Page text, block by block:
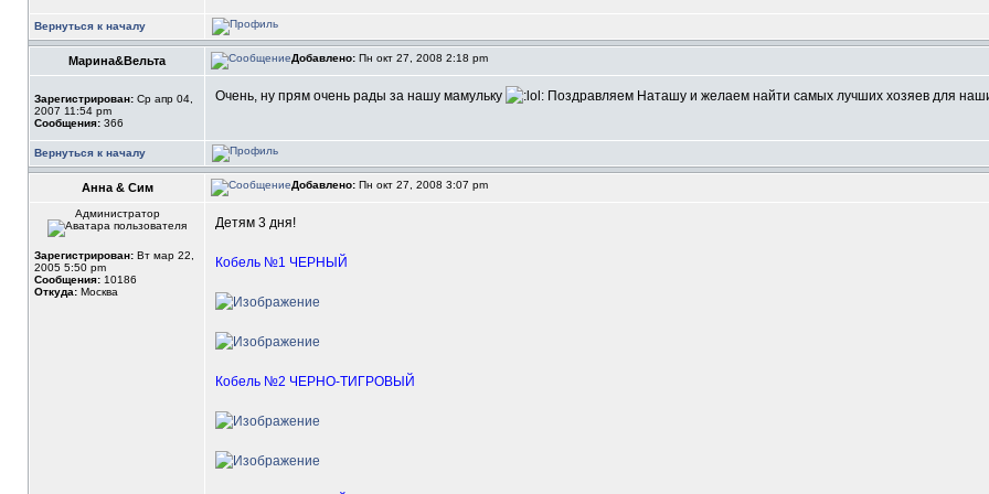
Вернуться к началу
Марина&Вельта Добавлено: Пн окт 27, 2008 2:18 pm
Зарегистрирован: Ср апр 04,
2007 11:54 pm
Сообщения: 366
Очень, ну прям очень рады за нашу мамульку Поздравляем Наташу и желаем найти самых лучших хозяев для
Вернуться к началу
Анна & Сим Добавлено: Пн окт 27, 2008 3:07 pm
Администратор
Зарегистрирован: Вт мар 22,
2005 5:50 pm
Сообщения: 10186
Откуда: Москва
Детям 3 дня!
Кобель №1 ЧЕРНЫЙ
Кобель №2 ЧЕРНО-ТИГРОВЫЙ